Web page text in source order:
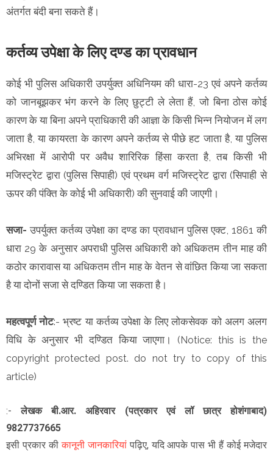
अंतर्गत बंदी बना सकते हैं।
कर्तव्य उपेक्षा के लिए दण्ड का प्रावधान
कोई भी पुलिस अधिकारी उपर्युक्त अधिनियम की धारा-23 एवं अपने कर्तव्य
को जानबूझकर भंग करने के लिए छुट्टी ले लेता हैं, जो बिना ठोस कोई
कारण के या बिना अपने प्राधिकारी की आज्ञा के किसी भिन्न नियोजन में लग
जाता है, या कायरता के कारण अपने कर्तव्य से पीछे हट जाता है, या पुलिस
अभिरक्षा में आरोपी पर अवैध शारिरिक हिंसा करता है, तब किसी भी
मजिस्ट्रेट द्वारा (पुलिस सिपाही) एवं प्रथम वर्ग मजिस्ट्रेट द्वारा (सिपाही से
ऊपर की पंक्ति के कोई भी अधिकारी) की सुनवाई की जाएगी।
सजा-उपर्युक्त कर्तव्य उपेक्षा का दण्ड का प्रावधान पुलिस एक्ट, 1861 की
धारा 29 के अनुसार अपराधी पुलिस अधिकारी को अधिकतम तीन माह की
कठोर कारावास या अधिकतम तीन माह के वेतन से वांछित किया जा सकता
है या दोनों सजा से दण्डित किया जा सकता है।
महत्वपूर्ण नोट:- भ्रष्ट या कर्तव्य उपेक्षा के लिए लोकसेवक को अलग अलग
विधि के अनुसार भी दण्डित किया जाएगा। (Notice: this is the
copyright protected post. do not try to copy of this
article)
:-लेखकबी.आर. अहिरवार (पत्रकार एवं लॉ छात्र होशंगाबाद)
9827737665
इसी प्रकार कीकानूनी जानकारियांपढ़िए, यदि आपके पास भी हैं कोई मजेदार